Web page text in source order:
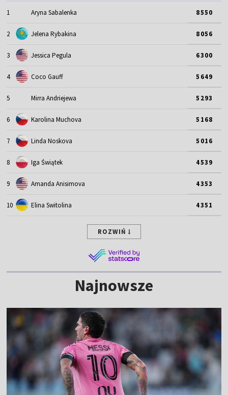
1 Aryna Sabalenka 8550
2 Jelena Rybakina 8056
3 Jessica Pegula 6300
4 Coco Gauff 5649
5 Mirra Andriejewa 5293
6 Karolina Muchova 5168
7 Linda Noskova 5016
8 Iga Świątek 4539
9 Amanda Anisimova 4353
10 Elina Switolina 4351
ROZWIŃ
Najnowsze